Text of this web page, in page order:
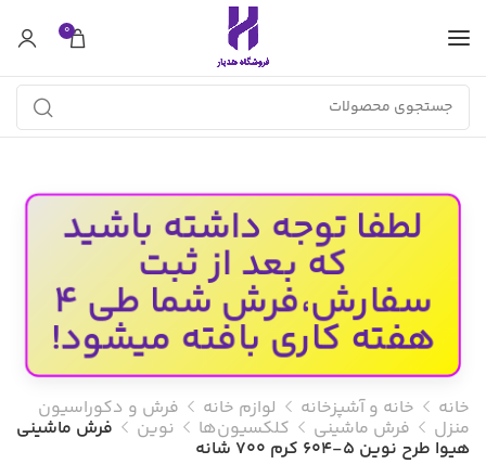
0
لطفا توجه داشته باشید
که بعد از ثبت
سفارش،فرش شما طی 4
هفته کاری بافته میشود!
خانه خانه و آشپزخانه لوازم خانه فرش و دکوراسیون
منزل فرش ماشینی کلکسیون‌ها نوین فرش ماشینی
هیوا طرح نوین 5-604 کرم ۷۰۰ شانه